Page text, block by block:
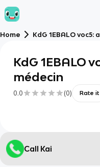
Home KdG 1EBALO
KdG 1EBALO
médecin
0.0 (0) Rate it
Call Kai